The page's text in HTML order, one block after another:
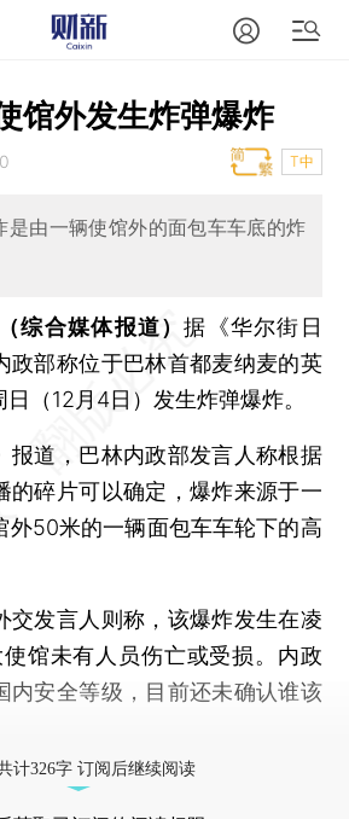
馆外发生炸弹爆炸
T中
是由一辆使馆外的面包车车底的炸
综合媒体报道）据《华尔街日
政部称位于巴林首都麦纳麦的英
（12月4日）发生炸弹爆炸。
道，巴林内政部发言人称根据
的碎片可以确定，爆炸来源于一
外50米的一辆面包车车轮下的高
发言人则称，该爆炸发生在凌
馆未有人员伤亡或受损。内政
内安全等级，目前还未确认谁该
计326字 订阅后继续阅读